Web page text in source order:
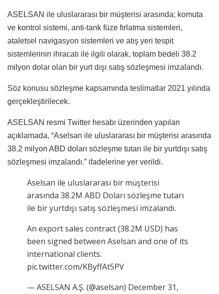
ASELSAN ile uluslararası bir müşterisi arasında; komuta
ve kontrol sistemi, anti-tank füze fırlatma sistemleri,
ataletsel navigasyon sistemleri ve atış yeri tespit
sistemlerinin ihracatı ile ilgili olarak, toplam bedeli 38.2
milyon dolar olan bir yurt dışı satış sözleşmesi imzalandı.
Söz konusu sözleşme kapsamında teslimatlar 2021 yılında
gerçekleştirilecek.
ASELSAN resmi Twitter hesabı üzerinden yapılan
açıklamada, “Aselsan ile uluslararası bir müşterisi arasında
38.2 milyon ABD doları sözleşme tutarı ile bir yurtdışı satış
sözleşmesi imzalandı.” ifadelerine yer verildi.
Aselsan ile uluslararası bir müşterisi
arasında 38.2M ABD Doları sözleşme tutarı
ile bir yurtdışı satış sözleşmesi imzalandı.
An export sales contract (38.2M USD) has
been signed between Aselsan and one of its
international clients.
pic.twitter.com/KByffAt5PV
— ASELSAN A.Ş. (@aselsan) December 31,